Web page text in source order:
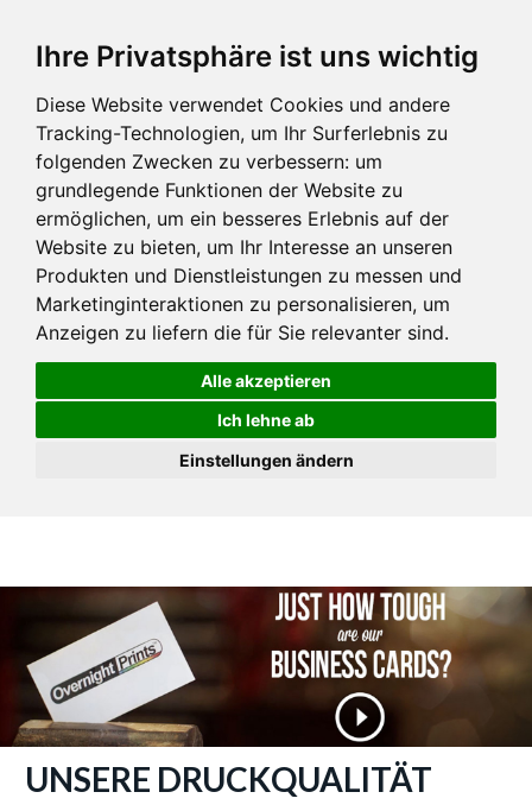
Ihre Privatsphäre ist uns wichtig
Diese Website verwendet Cookies und andere
Tracking-Technologien, um Ihr Surferlebnis zu
folgenden Zwecken zu verbessern: um
grundlegende Funktionen der Website zu
ermöglichen, um ein besseres Erlebnis auf der
Website zu bieten, um Ihr Interesse an unseren
Produkten und Dienstleistungen zu messen und
Marketinginteraktionen zu personalisieren, um
Anzeigen zu liefern die für Sie relevanter sind.
Alle akzeptieren
Ich lehne ab
Einstellungen ändern
UNSERE DRUCKQUALITÄT